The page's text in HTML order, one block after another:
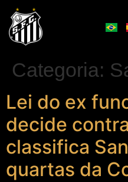
Categoria:
Lei do ex
decide
classifica
quartas da